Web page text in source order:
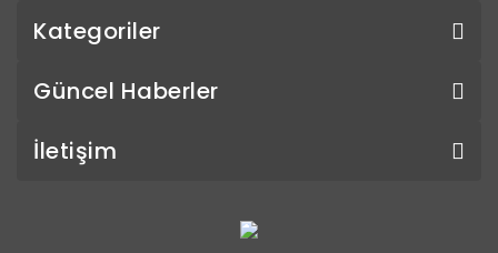
Kategoriler
Güncel Haberler
İletişim